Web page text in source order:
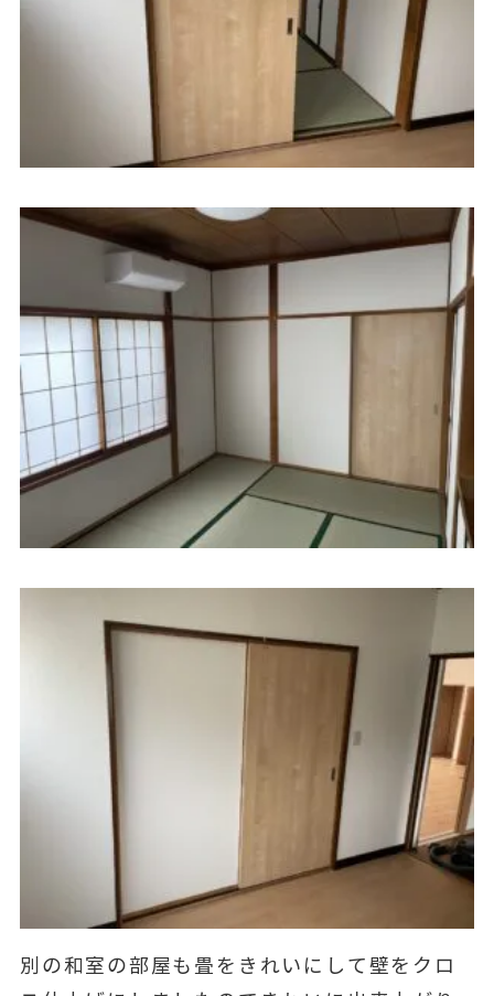
別の和室の部屋も畳をきれいにして壁をクロ